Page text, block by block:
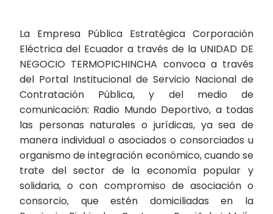
La Empresa Pública Estratégica Corporación
Eléctrica del Ecuador a través de la UNIDAD DE
NEGOCIO TERMOPICHINCHA convoca a través
del Portal Institucional de Servicio Nacional de
Contratación Pública, y del medio de
comunicación: Radio Mundo Deportivo, a todas
las personas naturales o jurídicas, ya sea de
manera individual o asociados o consorciados u
organismo de integración económico, cuando se
trate del sector de la economía popular y
solidaria, o con compromiso de asociación o
consorcio, que estén domiciliadas en la